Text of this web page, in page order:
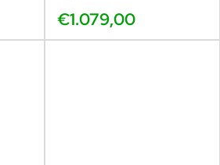
€1.079,00